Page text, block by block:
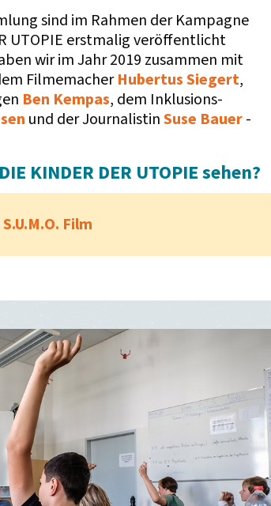
sind im Rahmen der Kampagne
UTOPIE erstmalig veröffentlicht
wir im Jahr 2019 zusammen mit
FilmemacherHubertus Siegert,
Ben Kempas, dem Inklusions-
und der JournalistinSuse Bauer-
KINDER DER UTOPIE sehen?
Film